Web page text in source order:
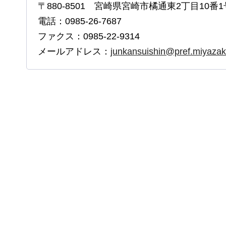
〒880-8501 宮崎県宮崎市橘通東2丁目10番1
電話：0985-26-7687
ファクス：0985-22-9314
メールアドレス：